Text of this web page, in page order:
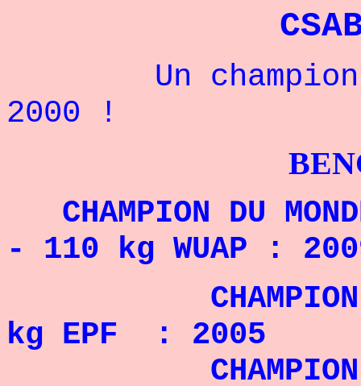
Un champion
2000 !
CHAMPION DU
- 110 kg WUAP :
CHAMPION
kg EPF : 2005
CHAMPION